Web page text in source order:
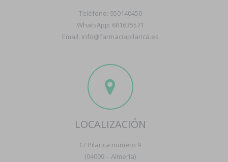
Teléfono: 950140450
WhatsApp: 681635571
Email: info@farmaciapilarica.es
LOCALIZACIÓN
C/ Pilarica numero 9
(04009 – Almería)